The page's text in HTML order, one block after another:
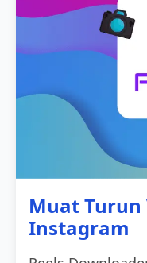
Muat Turun
Instagram